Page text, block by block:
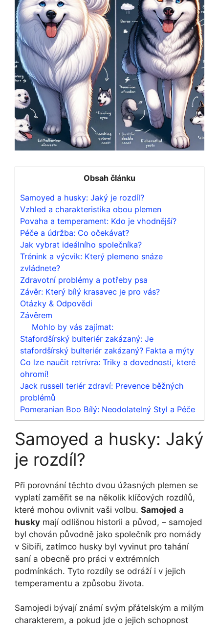
Obsah článku
Samoyed a husky: Jaký je rozdíl?
Vzhled a charakteristika obou plemen
Povaha a temperament: Kdo je vhodnější?
Péče a údržba: Co očekávat?
Jak vybrat ideálního společníka?
Trénink a výcvik: Který plemeno snáze
zvládnete?
Zdravotní problémy a potřeby psa
Závěr: Který bílý krasavec je pro vás?
Otázky & Odpovědi
Závěrem
Mohlo by vás zajímat:
Stafordšírský bulteriér zakázaný: Je
stafordšírský bulteriér zakázaný? Fakta a mýty
Co lze naučit retrívra: Triky a dovednosti, které
ohromí!
Jack russell teriér zdraví: Prevence běžných
problémů
Pomeranian Boo Bílý: Neodolatelný Styl a Péče
Samoyed a husky: Jaký
je rozdíl?
Při porovnání těchto dvou úžasných plemen se
vyplatí zaměřit se na několik klíčových rozdílů,
které mohou ovlivnit vaši volbu. Samojed a
husky mají odlišnou historii a původ, – samojed
byl chován původně jako společník pro nomády
v Sibiři, zatímco husky byl vyvinut pro tahání
saní a obecně pro práci v extrémních
podmínkách. Tyto rozdíly se odráží i v jejich
temperamentu a způsobu života.
Samojedi bývají známí svým přátelským a milým
charakterem, a pokud jde o jejich schopnost